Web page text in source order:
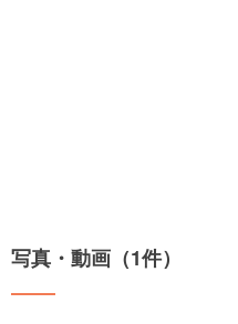
写真・動画（1件）